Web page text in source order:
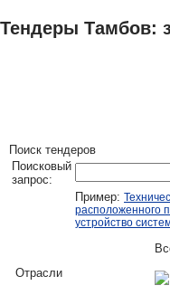
Тендеры Тамбов:
Поиск тендеров
Поисковый
запрос:
Пример:
расположенного
устройство
Отрасли